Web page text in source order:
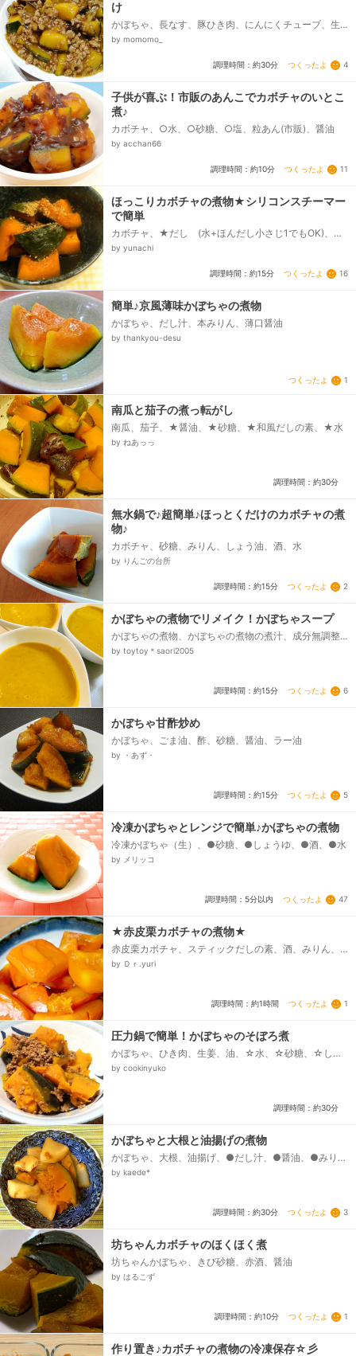
け
かぼちゃ、長なす、豚ひき肉、にんにくチューブ、生
姜チューブ、●水、●しょうゆ、●砂糖、●酒、☆片栗
by momomo_
調理時間：約30分 つくったよ 4
子供が喜ぶ！市販のあんこでカボチャのいとこ
煮♪
カボチャ、○水、○砂糖、○塩、粒あん(市販)、醤油
by acchan66
調理時間：約10分 つくったよ 11
ほっこりカボチャの煮物★シリコンスチーマー
で簡単
カボチャ、★だし (水+ほんだし小さじ1でもOK)、★
しょう油、★砂糖、★みりん、すりごま
by yunachi
調理時間：約15分 つくったよ 16
簡単♪京風薄味かぼちゃの煮物
かぼちゃ、だし汁、本みりん、薄口醤油
by thankyou-desu
つくったよ 1
南瓜と茄子の煮っ転がし
南瓜、茄子、★醤油、★砂糖、★和風だしの素、★水
by ねあっっ
調理時間：約30分
無水鍋で♪超簡単♪ほっとくだけのカボチャの煮
物♪
カボチャ、砂糖、みりん、しょう油、酒、水
by りんごの台所
調理時間：約15分 つくったよ 2
かぼちゃの煮物でリメイク！かぼちゃスープ
かぼちゃの煮物、かぼちゃの煮物の煮汁、成分無調整
牛乳、パセリ、ブラックペッパー、オリーブオイル
by toytoy＊saori2005
調理時間：約15分 つくったよ 6
かぼちゃ甘酢炒め
かぼちゃ、ごま油、酢、砂糖、醤油、ラー油
by ・あず・
調理時間：約15分 つくったよ 5
冷凍かぼちゃとレンジで簡単♪かぼちゃの煮物
冷凍かぼちゃ（生）、●砂糖、●しょうゆ、●酒、●水
by メリッコ
調理時間：5分以内 つくったよ 47
★赤皮栗カボチャの煮物★
赤皮栗カボチャ、スティックだしの素、酒、みりん、
砂糖、醤油、水
by Ｄｒ.yuri
調理時間：約1時間 つくったよ 1
圧力鍋で簡単！かぼちゃのそぼろ煮
かぼちゃ、ひき肉、生姜、油、☆水、☆砂糖、☆しょ
うゆ、☆酒、☆みりん
by cookinyuko
調理時間：約30分
かぼちゃと大根と油揚げの煮物
かぼちゃ、大根、油揚げ、●だし汁、●醤油、●みり
ん、●砂糖、●酒
by kaede*
調理時間：約30分 つくったよ 3
坊ちゃんカボチャのほくほく煮
坊ちゃんかぼちゃ、きび砂糖、赤酒、醤油
by はるこず
調理時間：約10分 つくったよ 1
作り置き♪カボチャの煮物の冷凍保存☆彡